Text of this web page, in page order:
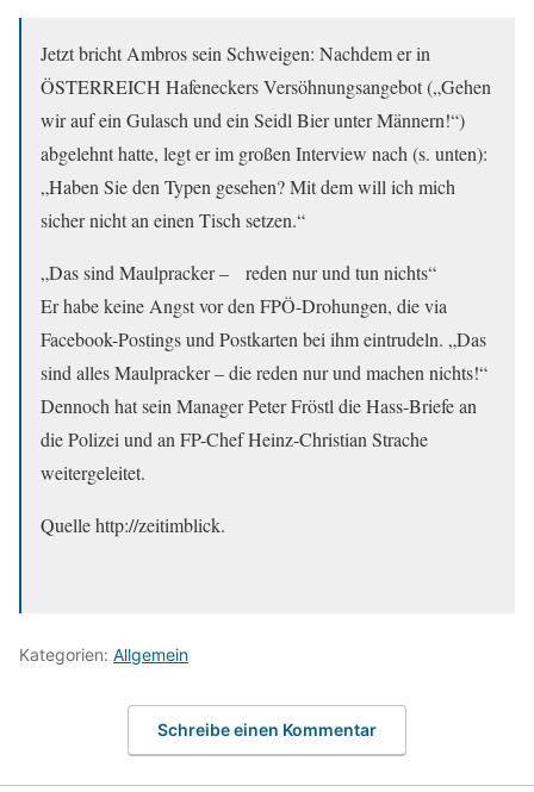
Jetzt bricht Ambros sein Schweigen: Nachdem er in
ÖSTERREICH Hafeneckers Versöhnungsangebot („Gehen
wir auf ein Gulasch und ein Seidl Bier unter Männern!“)
abgelehnt hatte, legt er im großen Interview nach (s. unten):
„Haben Sie den Typen gesehen? Mit dem will ich mich
sicher nicht an einen Tisch setzen.“
„Das sind Maulpracker – reden nur und tun nichts“
Er habe keine Angst vor den FPÖ-Drohungen, die via
Facebook-Postings und Postkarten bei ihm eintrudeln. „Das
sind alles Maulpracker – die reden nur und machen nichts!“
Dennoch hat sein Manager Peter Fröstl die Hass-Briefe an
die Polizei und an FP-Chef Heinz-Christian Strache
weitergeleitet.
Quelle http://zeitimblick.
Kategorien: Allgemein
Schreibe einen Kommentar